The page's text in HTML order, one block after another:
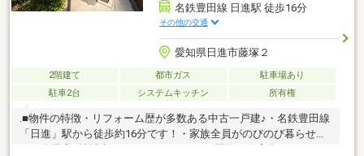
名鉄豊田線 日進駅 徒歩16分
その他の交通
愛知県日進市藤塚２
2階建て 都市ガス
駐車場あり
駐車2台
システムキッチン 所有権
.■物件の特徴・リフォーム歴が多数ある中古一戸建♪・名鉄豊田線
「日進」駅から徒歩約16分です！・家族全員がのびのび暮らせ
る、全居室6帖以上のゆとりある4LDK♪・閑静な住宅街にあるので